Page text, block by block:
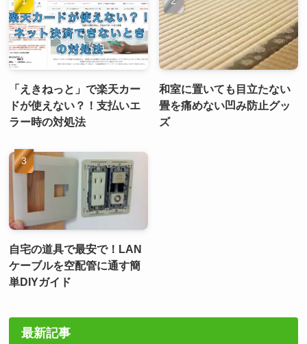
「えきねっと」で楽天カー
ドが使えない？！支払いエ
ラー時の対処法
和室に置いても目立たない
畳を痛めない凹み防止グッ
ズ
自宅の道具で最安で！LAN
ケーブルを空配管に通す簡
単DIYガイド
最新記事